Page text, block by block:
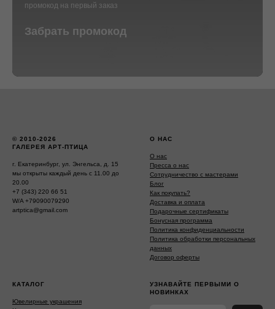
промокод на первый заказ
Забрать промокод
© 2010-2026
ГАЛЕРЕЯ АРТ-ПТИЦА
г. Екатеринбург, ул. Энгельса, д. 15
мы открыты каждый день с 11.00 до
20.00
+7 (343) 220 66 51
W/A +79090079290
artptica@gmail.com
О НАС
О нас
Пресса о нас
Сотрудничество с мастерами
Блог
Как покупать?
Доставка и оплата
Подарочные сертификаты
Бонусная программа
Политика конфиденциальности
Политика обработки персональных
данных
Договор оферты
КАТАЛОГ
Ювелирные украшения
УЗНАВАЙТЕ ПЕРВЫМИ О
НОВИНКАХ